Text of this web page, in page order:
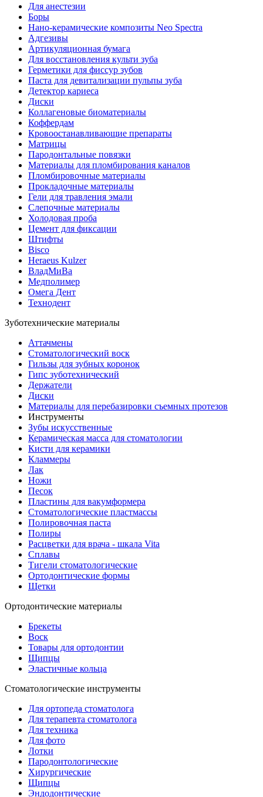
Для анестезии
Боры
Нано-керамические композиты Neo Spectra
Адгезивы
Артикуляционная бумага
Для восстановления культи зуба
Герметики для фиссур зубов
Паста для девитализации пульпы зуба
Детектор кариеса
Диски
Коллагеновые биоматериалы
Коффердам
Кровоостанавливающие препараты
Матрицы
Пародонтальные повязки
Материалы для пломбирования каналов
Пломбировочные материалы
Прокладочные материалы
Гели для травления эмали
Слепочные материалы
Холодовая проба
Цемент для фиксации
Штифты
Bisco
Heraeus Kulzer
ВладМиВа
Медполимер
Омега Дент
Технодент
Зуботехнические материалы
Аттачмены
Стоматологический воск
Гильзы для зубных коронок
Гипс зуботехнический
Держатели
Диски
Материалы для перебазировки съемных протезов
Инструменты
Зубы искусственные
Керамическая масса для стоматологии
Кисти для керамики
Кламмеры
Лак
Ножи
Песок
Пластины для вакумформера
Стоматологические пластмассы
Полировочная паста
Полиры
Расцветки для врача - шкала Vita
Сплавы
Тигели стоматологические
Ортодонтические формы
Щетки
Ортодонтические материалы
Брекеты
Воск
Товары для ортодонтии
Щипцы
Эластичные кольца
Стоматологические инструменты
Для ортопеда стоматолога
Для терапевта стоматолога
Для техника
Для фото
Лотки
Пародонтологические
Хирургические
Щипцы
Эндодонтические